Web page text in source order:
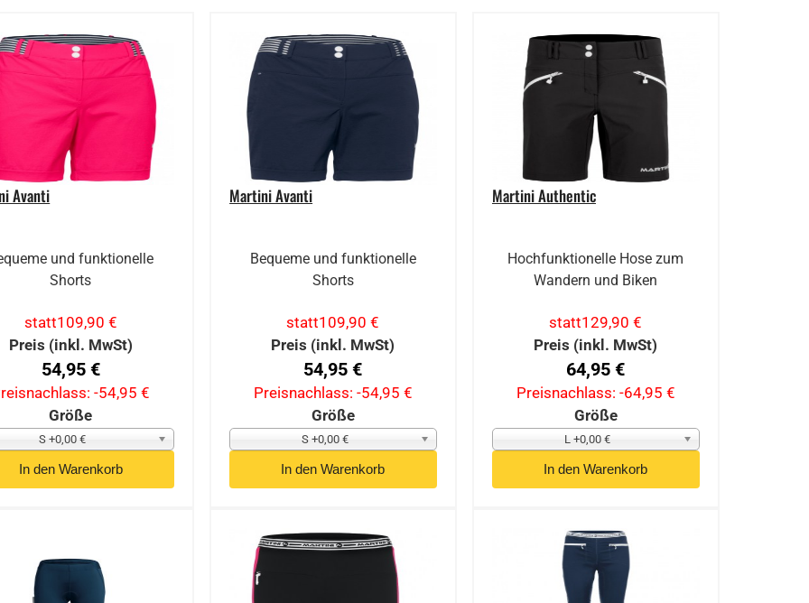
Avanti
und funktionelle
Shorts
statt109,90 €
Preis (inkl. MwSt)
54,95 €
-54,95 €
Größe
S +0,00 €
Martini Avanti
Bequeme und funktionelle
Shorts
statt109,90 €
Preis (inkl. MwSt)
54,95 €
Preisnachlass: -54,95 €
Größe
S +0,00 €
Martini Authentic
Hochfunktionelle Hose zum
Wandern und Biken
statt129,90 €
Preis (inkl. MwSt)
64,95 €
Preisnachlass: -64,95 €
Größe
L +0,00 €